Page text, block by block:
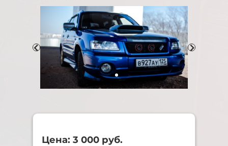
Цена: 3 000 руб.